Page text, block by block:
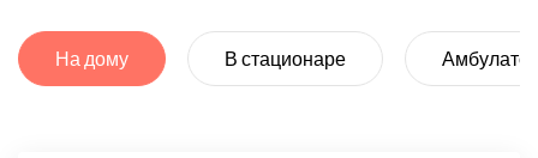
На дому В стационаре